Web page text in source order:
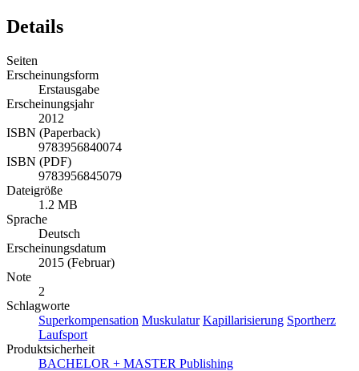
Details
Seiten
Erscheinungsform
Erstausgabe
Erscheinungsjahr
2012
ISBN (Paperback)
9783956840074
ISBN (PDF)
9783956845079
Dateigröße
1.2 MB
Sprache
Deutsch
Erscheinungsdatum
2015 (Februar)
Note
2
Schlagworte
Superkompensation Muskulatur Kapillarisierung Sportherz
Laufsport
Produktsicherheit
BACHELOR + MASTER Publishing